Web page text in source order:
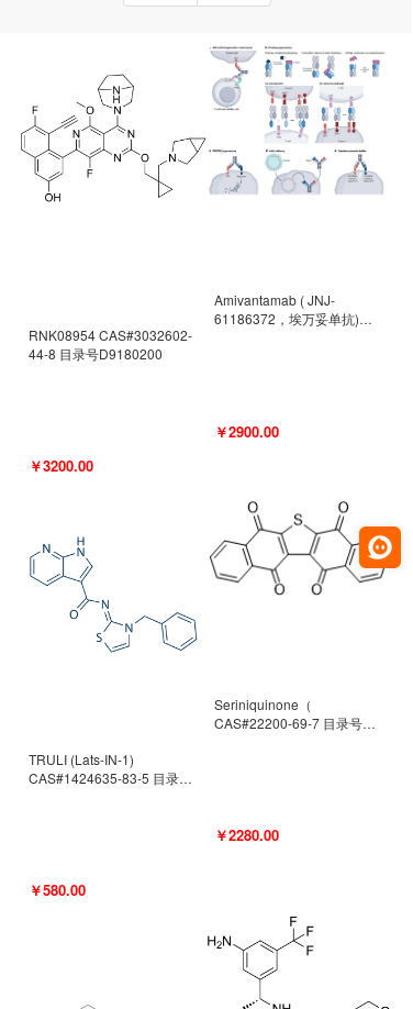
RNK08954 CAS#3032602-
44-8 目录号D9180200
￥3200.00
TRULI (Lats-IN-1)
CAS#1424635-83-5 目录号
￥580.00
Amivantamab ( JNJ-
61186372，埃万妥单抗)
￥2900.00
Seriniquinone（
CAS#22200-69-7 目录号
￥2280.00